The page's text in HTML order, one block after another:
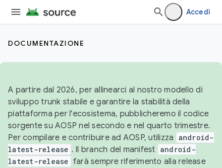
Accedi
DOCUMENTAZIONE
A partire dal 2026, per allinearci al nostro modello di
sviluppo trunk stabile e garantire la stabilità della
piattaforma per l'ecosistema, pubblicheremo il codice
sorgente su AOSP nel secondo e nel quarto trimestre.
Per compilare e contribuire ad AOSP, utilizza
android-
latest-release . Il branch del manifest android-
latest-release farà sempre riferimento alla release